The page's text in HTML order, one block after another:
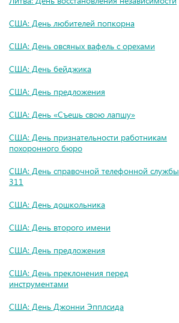
США: День любителей попкорна
США: День овсяных вафель с орехами
США: День бейджика
США: День предложения
США: День «Съешь свою лапшу»
США: День признательности работникам
похоронного бюро
США: День справочной телефонной службы
311
США: День дошкольника
США: День второго имени
США: День предложения
США: День преклонения перед
инструментами
США: День Джонни Эпплсида